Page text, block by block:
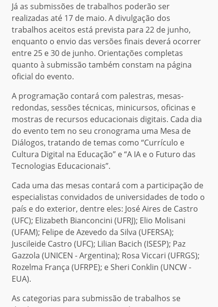
Já as submissões de trabalhos poderão ser
realizadas até 17 de maio. A divulgação dos
trabalhos aceitos está prevista para 22 de junho,
enquanto o envio das versões finais deverá ocorrer
entre 25 e 30 de junho. Orientações completas
quanto à submissão também constam na página
oficial do evento.
A programação contará com palestras, mesas-
redondas, sessões técnicas, minicursos, oficinas e
mostras de recursos educacionais digitais. Cada dia
do evento tem no seu cronograma uma Mesa de
Diálogos, tratando de temas como “Currículo e
Cultura Digital na Educação” e “A IA e o Futuro das
Tecnologias Educacionais”.
Cada uma das mesas contará com a participação de
especialistas convidados de universidades de todo o
país e do exterior, dentre eles: José Aires de Castro
(UFC); Elizabeth Bianconcini (UFRJ); Elio Molisani
(UFAM); Felipe de Azevedo da Silva (UFERSA);
Juscileide Castro (UFC); Lilian Bacich (ISESP); Paz
Gazzola (UNICEN - Argentina); Rosa Viccari (UFRGS);
Rozelma França (UFRPE); e Sheri Conklin (UNCW -
EUA).
As categorias para submissão de trabalhos se